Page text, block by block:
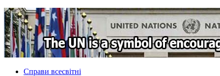
Справи всесвітні